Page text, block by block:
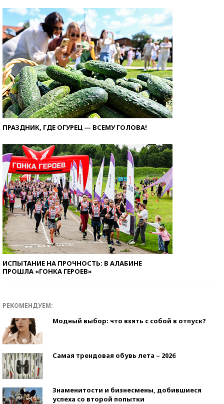
ПРАЗДНИК, ГДЕ ОГУРЕЦ — ВСЕМУ ГОЛОВА!
ИСПЫТАНИЕ НА ПРОЧНОСТЬ: В АЛАБИНЕ
ПРОШЛА «ГОНКА ГЕРОЕВ»
РЕКОМЕНДУЕМ:
Модный выбор: что взять с собой в отпуск?
Самая трендовая обувь лета – 2026
Знаменитости и бизнесмены, добившиеся
успеха со второй попытки